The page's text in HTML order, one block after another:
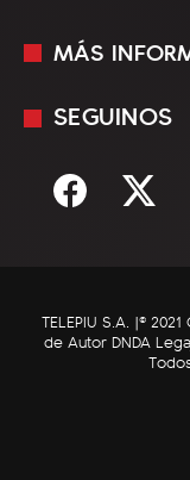
En Vivo
Sociedad
C5N Autos
RatingCero
MÁS
Mediakit
Términos y
SEGUINOS
TELEPIU S.A. |©
de Autor DNDA